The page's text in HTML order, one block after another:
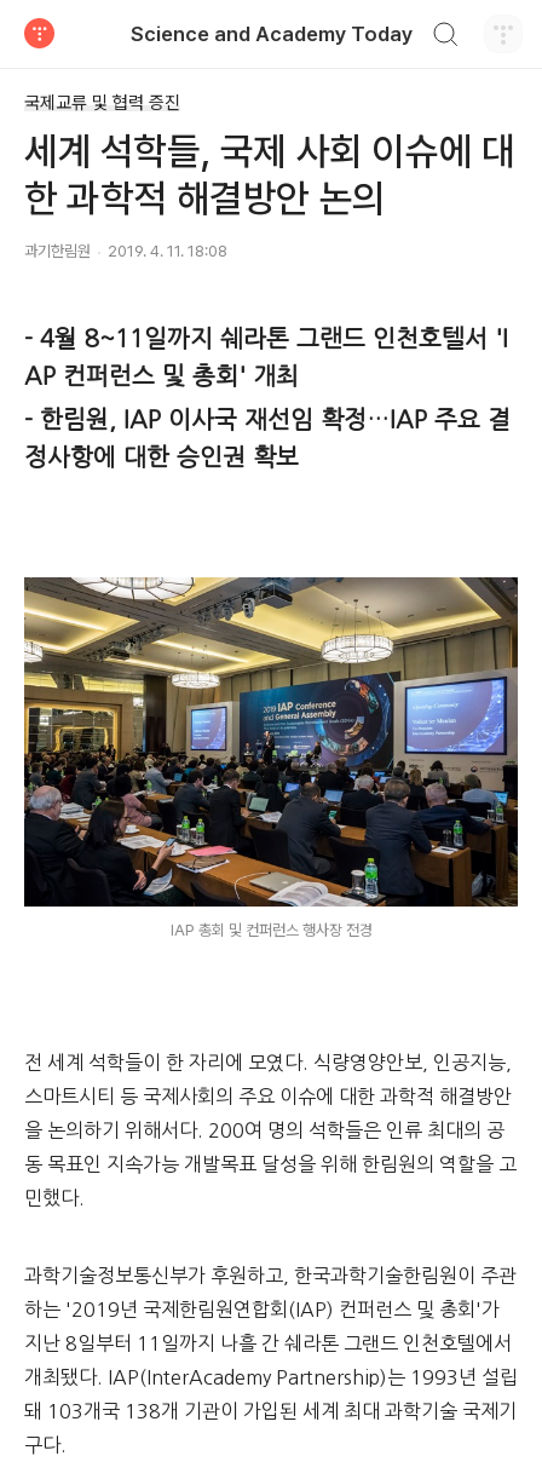
Science and Academy Today
국제교류 및 협력 증진
세계 석학들, 국제 사회 이슈에 대
한 과학적 해결방안 논의
과기한림원 2019. 4. 11. 18:08
- 4월 8~11일까지 쉐라톤 그랜드 인천호텔서 'I
AP 컨퍼런스 및 총회' 개최
- 한림원, IAP 이사국 재선임 확정…IAP 주요 결
정사항에 대한 승인권 확보
IAP 총회 및 컨퍼런스 행사장 전경
전 세계 석학들이 한 자리에 모였다. 식량영양안보, 인공지능,
스마트시티 등 국제사회의 주요 이슈에 대한 과학적 해결방안
을 논의하기 위해서다. 200여 명의 석학들은 인류 최대의 공
동 목표인 지속가능 개발목표 달성을 위해 한림원의 역할을 고
민했다.
과학기술정보통신부가 후원하고, 한국과학기술한림원이 주관
하는 '2019년 국제한림원연합회(IAP) 컨퍼런스 및 총회'가
지난 8일부터 11일까지 나흘 간 쉐라톤 그랜드 인천호텔에서
개최됐다. IAP(InterAcademy Partnership)는 1993년 설립
돼 103개국 138개 기관이 가입된 세계 최대 과학기술 국제기
구다.